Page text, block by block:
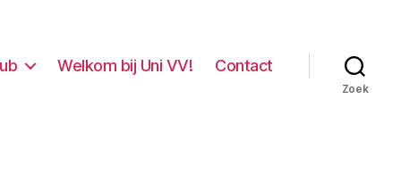
Welkom bij Uni VV! Contact
Zoek